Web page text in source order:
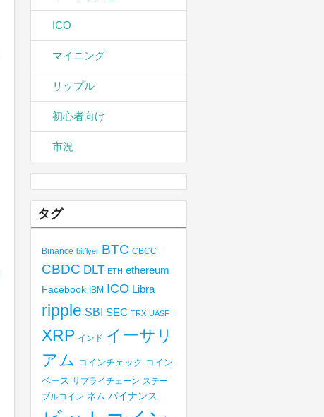
ICO
マイニング
リップル
初心者向け
市況
タグ
Binance bitflyer BTC CBCC
CBDC DLT ETH ethereum
Facebook IBM ICO Libra
ripple SBI SEC TRX UASF
XRP インド イーサリ
アム コインチェック コイン
ベース サプライチェーン ステー
ブルコイン ネム バイナンス